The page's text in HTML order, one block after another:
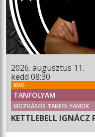
2026. augusztus 11.
kedd 08:30
KMO
TANFOLYAM
MOZGÁSOS TANFOLYAMOK
KETTLEBELL IGNÁCZ